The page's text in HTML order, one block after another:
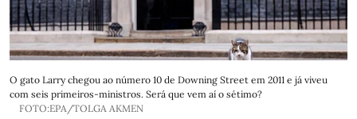
O gato Larry chegou ao número 10 de Downing Street em 2011 e já viveu
com seis primeiros-ministros. Será que vem aí o sétimo?
FOTO:EPA/TOLGA AKMEN